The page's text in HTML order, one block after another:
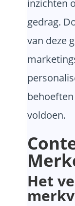
inzichten
gedrag.
van deze
voldoen.
Het